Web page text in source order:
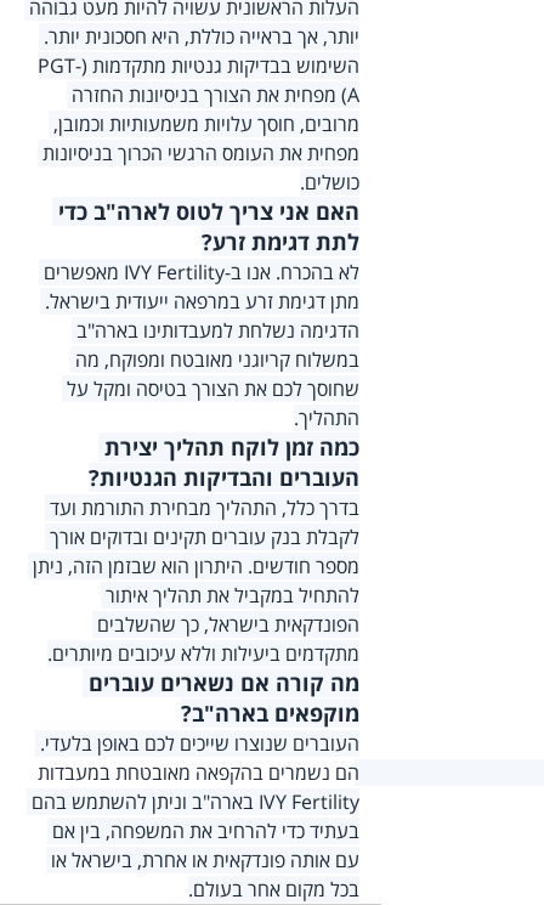
העלות הראשונית עשויה להיות מעט גבוהה
יותר, אך בראייה כוללת, היא חסכונית יותר.
השימוש בבדיקות גנטיות מתקדמות (PGT-
A) מפחית את הצורך בניסיונות החזרה
מרובים, חוסך עלויות משמעותיות וכמובן,
מפחית את העומס הרגשי הכרוך בניסיונות
כושלים.
האם אני צריך לטוס לארה"ב כדי
לתת דגימת זרע?
לא בהכרח. אנו ב-IVY Fertility מאפשרים
מתן דגימת זרע במרפאה ייעודית בישראל.
הדגימה נשלחת למעבדותינו בארה"ב
במשלוח קריוגני מאובטח ומפוקח, מה
שחוסך לכם את הצורך בטיסה ומקל על
התהליך.
כמה זמן לוקח תהליך יצירת
העוברים והבדיקות הגנטיות?
בדרך כלל, התהליך מבחירת התורמת ועד
לקבלת בנק עוברים תקינים ובדוקים אורך
מספר חודשים. היתרון הוא שבזמן הזה, ניתן
להתחיל במקביל את תהליך איתור
הפונדקאית בישראל, כך שהשלבים
מתקדמים ביעילות וללא עיכובים מיותרים.
מה קורה אם נשארים עוברים
מוקפאים בארה"ב?
העוברים שנוצרו שייכים לכם באופן בלעדי.
הם נשמרים בהקפאה מאובטחת במעבדות
IVY Fertility בארה"ב וניתן להשתמש בהם
בעתיד כדי להרחיב את המשפחה, בין אם
עם אותה פונדקאית או אחרת, בישראל או
בכל מקום אחר בעולם.